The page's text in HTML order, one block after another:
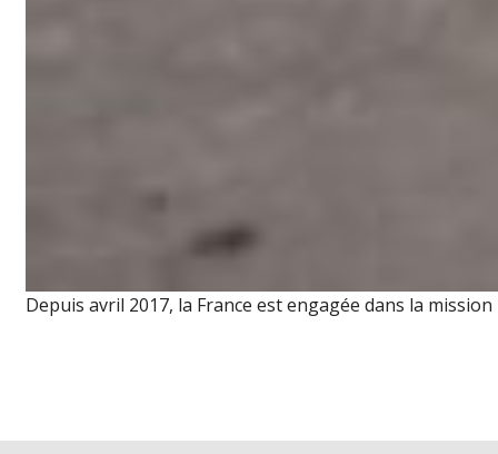
Depuis avril 2017, la France est engagée dans la